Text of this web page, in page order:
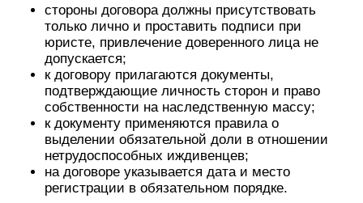
стороны договора должны присутствовать
только лично и проставить подписи при
юристе, привлечение доверенного лица не
допускается;
к договору прилагаются документы,
подтверждающие личность сторон и право
собственности на наследственную массу;
к документу применяются правила о
выделении обязательной доли в отношении
нетрудоспособных иждивенцев;
на договоре указывается дата и место
регистрации в обязательном порядке.